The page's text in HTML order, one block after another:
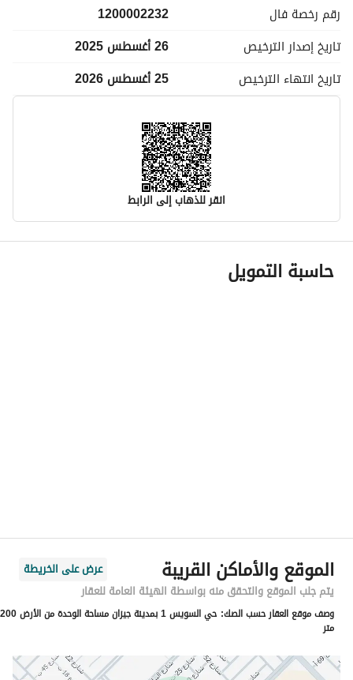
رقم رخصة فال
1200002232
تاريخ إصدار الترخيص
26 أغسطس 2025
تاريخ انتهاء الترخيص 25 أغسطس 2026
انقر للذهاب إلى الرابط
معلومات مسؤول الإعلان
اسم المسؤول
رقم المبنى
6422
الرقم الاضافي
2839
خط العرض
16.851547399753834
حاسبة التمويل
الموقع والأماكن القريبة
عرض على الخريطة
يتم جلب الموقع والتحقق منه بواسطة الهيئة العامة للعقار
وصف موقع العقار حسب الصك:
حي السويس 1 بمدينة جيزان مساحة الوحدة من الأرض 200
متر